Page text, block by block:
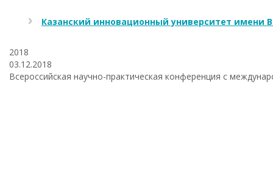
Казанский инновационный университет имени
2018
03.12.2018
Всероссийская научно-практическая конференция с